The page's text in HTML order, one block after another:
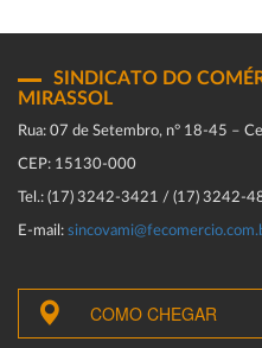
SINDICATO DO
MIRASSOL
Rua: 07 de Setembro, n° 18-45 –
CEP: 15130-000
Tel.: (17) 3242-3421 / (17) 3242-
E-mail:
COMO CHEGAR